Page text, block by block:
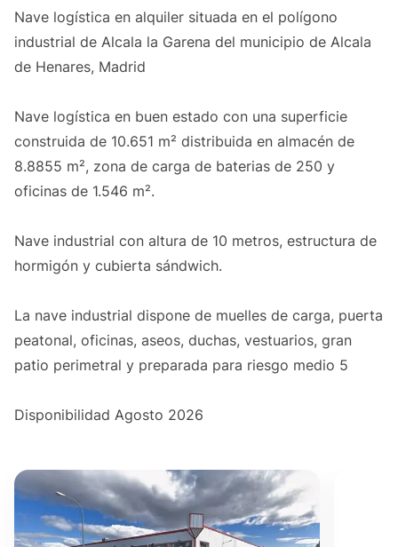
Nave logística en alquiler situada en el polígono
industrial de Alcala la Garena del municipio de Alcala
de Henares, Madrid
Nave logística en buen estado con una superficie
construida de 10.651 m² distribuida en almacén de
8.8855 m², zona de carga de baterias de 250 y
oficinas de 1.546 m².
Nave industrial con altura de 10 metros, estructura de
hormigón y cubierta sándwich.
La nave industrial dispone de muelles de carga, puerta
peatonal, oficinas, aseos, duchas, vestuarios, gran
patio perimetral y preparada para riesgo medio 5
Disponibilidad Agosto 2026